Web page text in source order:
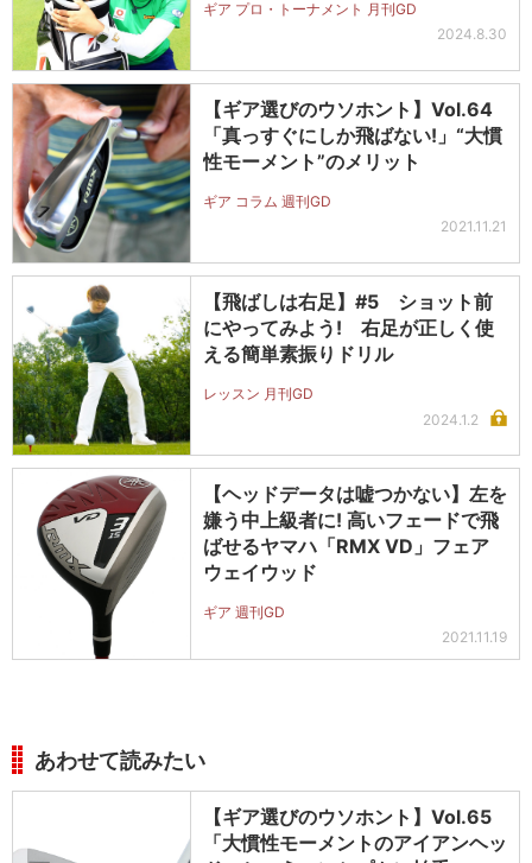
ギア プロ・トーナメント 月刊GD
2024.8.30
【ギア選びのウソホント】Vol.64
「真っすぐにしか飛ばない!」“大慣
性モーメント”のメリット
ギア コラム 週刊GD
2021.11.21
【飛ばしは右足】#5 ショット前
にやってみよう! 右足が正しく使
える簡単素振りドリル
レッスン 月刊GD
2024.1.2
【ヘッドデータは嘘つかない】左を
嫌う中上級者に! 高いフェードで飛
ばせるヤマハ「RMX VD」フェア
ウェイウッド
ギア 週刊GD
2021.11.19
あわせて読みたい
【ギア選びのウソホント】Vol.65
「大慣性モーメントのアイアンヘッ